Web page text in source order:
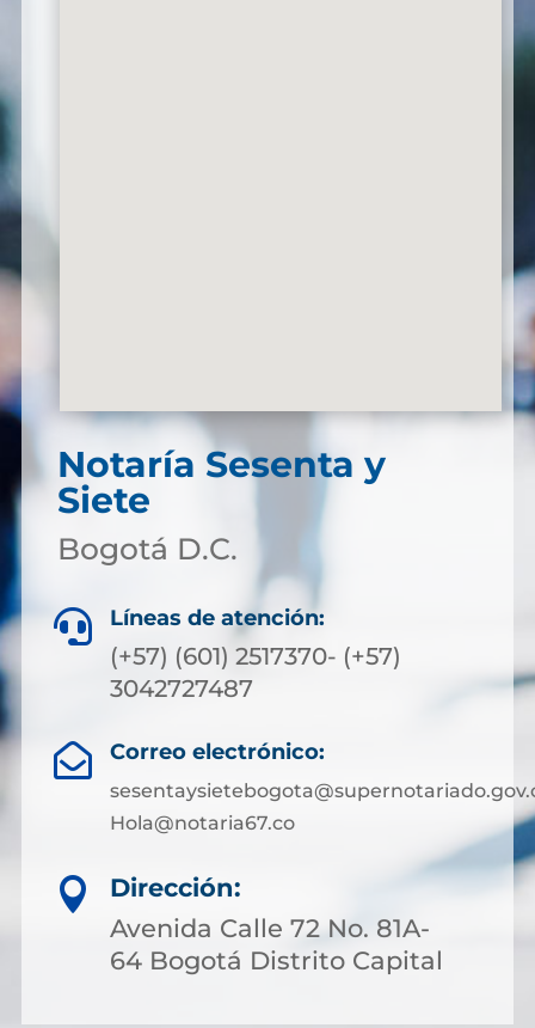
Notaría Sesenta y
Siete
Bogotá D.C.
 Líneas de atención:
(+57) (601) 2517370- (+57)
3042727487
 Correo electrónico:
Hola@notaria67.co

Dirección:
Avenida Calle 72 No. 81A-
64 Bogotá Distrito Capital